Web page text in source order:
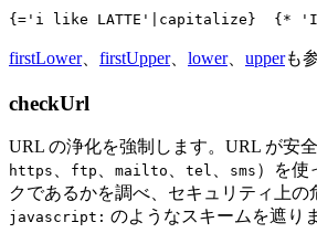
firstLower、 firstUpper、 lower、 upperも
checkUrl
URL の浄化を強制します。URL が安
https ftp mailto tel sms ）を使
クであるかを調べ、セキュリティ上の
javascript: のようなスキームを遮り